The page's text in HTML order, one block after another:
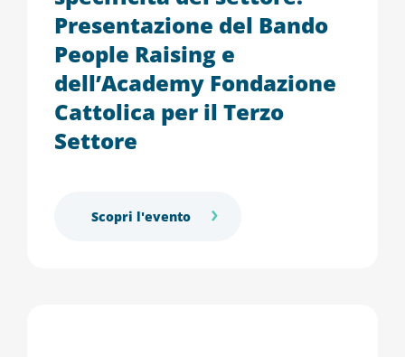
Presentazione del Bando
People Raising e
dell’Academy Fondazione
Cattolica per il Terzo
Settore
Scopri l'evento